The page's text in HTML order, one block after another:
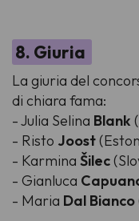
8. Giuria
La giuria del
di chiara fama:
- Julia Selina Blank
- Risto Joost
- Karmina Šilec
- Gianluca
- Maria Dal Bianco